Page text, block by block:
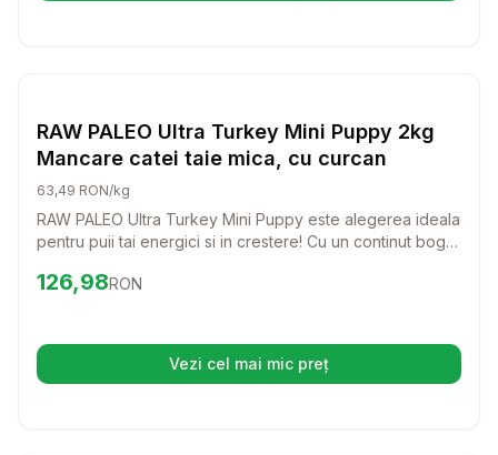
RAW PALEO Ultra Turkey Mini Puppy 2kg
Mancare catei taie mica, cu curcan
63,49 RON/kg
RAW PALEO Ultra Turkey Mini Puppy este alegerea ideala
pentru puii tai energici si in crestere! Cu un continut bogat
necesari pentru o dezvoltare sanatoasa si un sistem
Preț: 126.98
126,98RON
Vezi cel mai mic preț(se deschide într-o filă nouă)